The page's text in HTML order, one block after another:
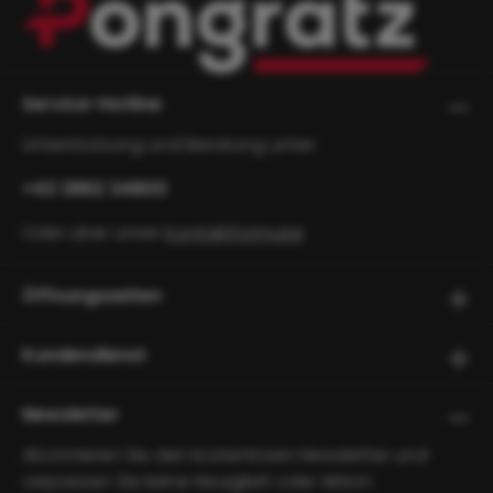
Service-Hotline
+43 3862 34800
Kontaktformular
Öffnungszeiten
Kundendienst
Newsletter